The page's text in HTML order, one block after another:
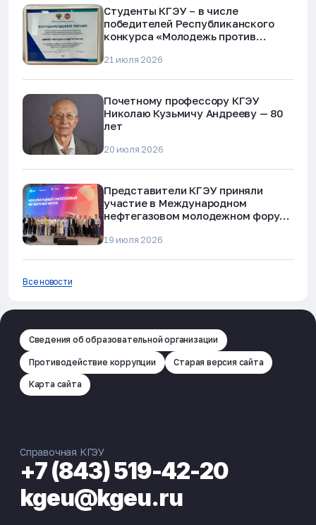
Студенты КГЭУ – в числе
победителей Республиканского
конкурса «Молодежь против
мошенничества»
21 июля 2026
Почетному профессору КГЭУ
Николаю Кузьмичу Андрееву — 80
лет
20 июля 2026
Представители КГЭУ приняли
участие в Международном
нефтегазовом молодежном форуме
19 июля 2026
Все новости
Сведения об образовательной организации
Противодействие коррупции Старая версия сайта
Карта сайта
Справочная КГЭУ
+7 (843) 519-42-20
kgeu@kgeu.ru